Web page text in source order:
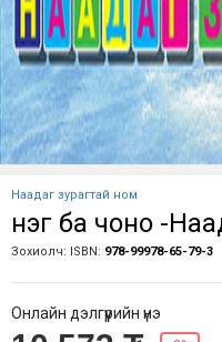
Наадаг зурагтай ном
Үнэг ба чоно -
Зохиолч: ISBN: 978-99978-65-79-3
Онлайн дэлгүүрийн үнэ